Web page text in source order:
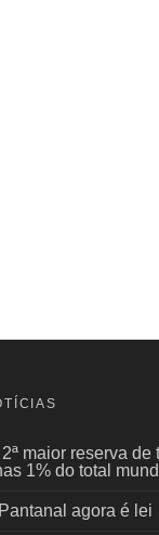
maior reserva de
1% do total
agora é lei